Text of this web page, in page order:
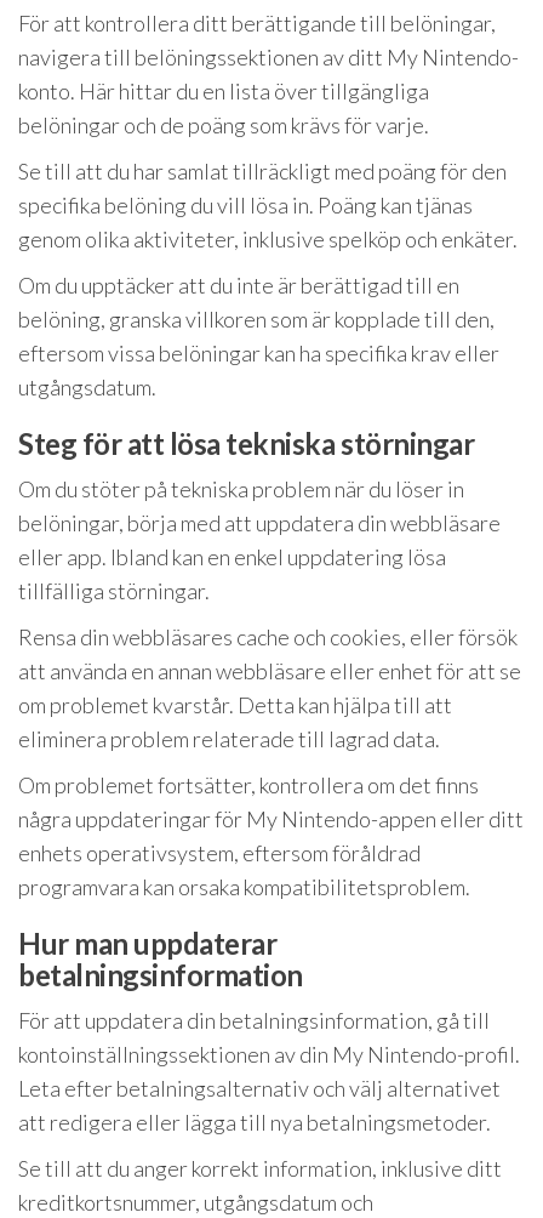
För att kontrollera ditt berättigande till belöningar,
navigera till belöningssektionen av ditt My Nintendo-
konto. Här hittar du en lista över tillgängliga
belöningar och de poäng som krävs för varje.
Se till att du har samlat tillräckligt med poäng för den
specifika belöning du vill lösa in. Poäng kan tjänas
genom olika aktiviteter, inklusive spelköp och enkäter.
Om du upptäcker att du inte är berättigad till en
belöning, granska villkoren som är kopplade till den,
eftersom vissa belöningar kan ha specifika krav eller
utgångsdatum.
Steg för att lösa tekniska störningar
Om du stöter på tekniska problem när du löser in
belöningar, börja med att uppdatera din webbläsare
eller app. Ibland kan en enkel uppdatering lösa
tillfälliga störningar.
Rensa din webbläsares cache och cookies, eller försök
att använda en annan webbläsare eller enhet för att se
om problemet kvarstår. Detta kan hjälpa till att
eliminera problem relaterade till lagrad data.
Om problemet fortsätter, kontrollera om det finns
några uppdateringar för My Nintendo-appen eller ditt
enhets operativsystem, eftersom föråldrad
programvara kan orsaka kompatibilitetsproblem.
Hur man uppdaterar
betalningsinformation
För att uppdatera din betalningsinformation, gå till
kontoinställningssektionen av din My Nintendo-profil.
Leta efter betalningsalternativ och välj alternativet
att redigera eller lägga till nya betalningsmetoder.
Se till att du anger korrekt information, inklusive ditt
kreditkortsnummer, utgångsdatum och